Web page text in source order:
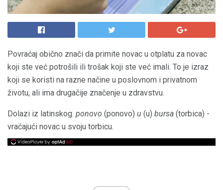
Povraćaj obično znači da primite novac u otplatu za novac
koji ste već potrošili ili trošak koji ste već imali. To je izraz
koji se koristi na razne načine u poslovnom i privatnom
životu, ali ima drugačije značenje u zdravstvu.
Dolazi iz latinskog. ponovo (ponovo) u (u) bursa (torbica) -
vraćajući novac u svoju torbicu.